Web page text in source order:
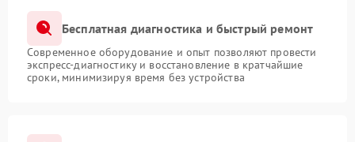
Бесплатная диагностика и быстрый ремонт
Современное оборудование и опыт позволяют провести
экспресс-диагностику и восстановление в кратчайшие
сроки, минимизируя время без устройства